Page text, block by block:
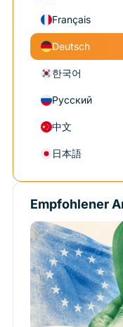
Français
Deutsch
한국어
Русский
中文
日本語
Empfohlener